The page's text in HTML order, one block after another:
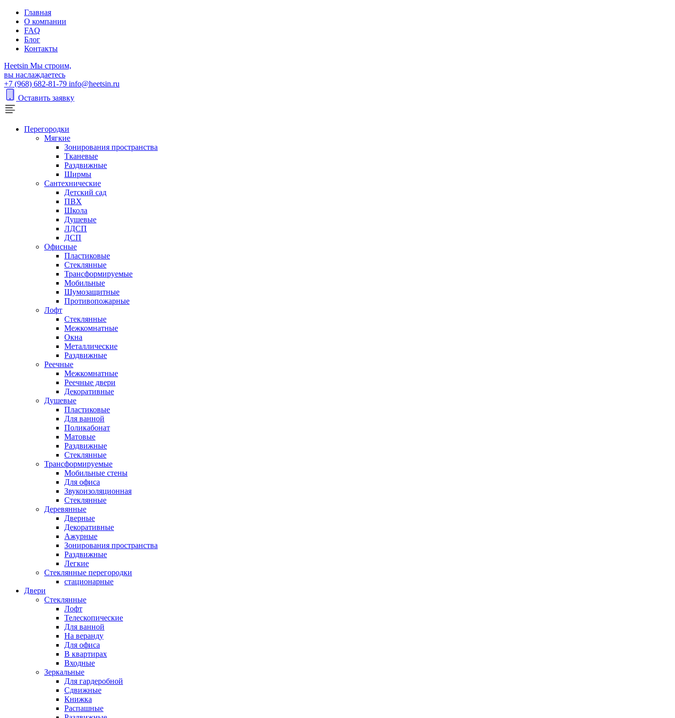
Главная
О компании
FAQ
Блог
Контакты
Heetsin Мы строим,
вы наслаждаетесь
+7 (968) 682-81-79 info@heetsin.ru
Оставить заявку
Перегородки
Мягкие
Зонирования пространства
Тканевые
Раздвижные
Ширмы
Сантехнические
Детский сад
ПВХ
Школа
Душевые
ЛДСП
ДСП
Офисные
Пластиковые
Стеклянные
Трансформируемые
Мобильные
Шумозащитные
Противопожарные
Лофт
Стеклянные
Межкомнатные
Окна
Металлические
Раздвижные
Реечные
Межкомнатные
Реечные двери
Декоративные
Душевые
Пластиковые
Для ванной
Поликабонат
Матовые
Раздвижные
Стеклянные
Трансформируемые
Мобильные стены
Для офиса
Звукоизоляционная
Стеклянные
Деревянные
Дверные
Декоративные
Ажурные
Зонирования пространства
Раздвижные
Легкие
Стеклянные перегородки
стационарные
Двери
Стеклянные
Лофт
Телескопические
Для ванной
На веранду
Для офиса
В квартирах
Входные
Зеркальные
Для гардеробной
Сдвижные
Книжка
Распашные